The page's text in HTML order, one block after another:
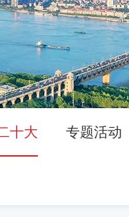
十大 专题活动